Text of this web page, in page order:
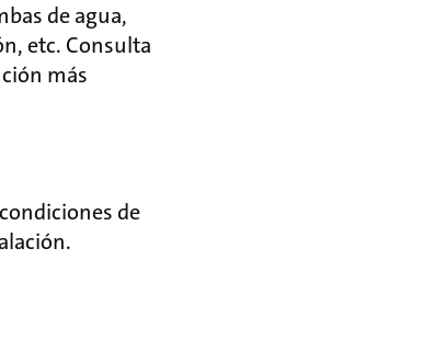
de agua,
etc. Consulta
más
de